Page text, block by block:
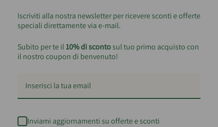
Iscriviti alla nostra newsletter per ricevere sconti e offerte
speciali direttamente via e-mail.
Subito per te il10% di scontosul tuo primo acquisto con
il nostro coupon di benvenuto!
Inviami aggiornamenti su offerte e sconti